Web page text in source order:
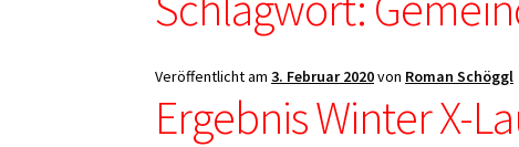
Veröffentlicht am3. Februar 2020von Roman Schöggl
Ergebnis Winter X-